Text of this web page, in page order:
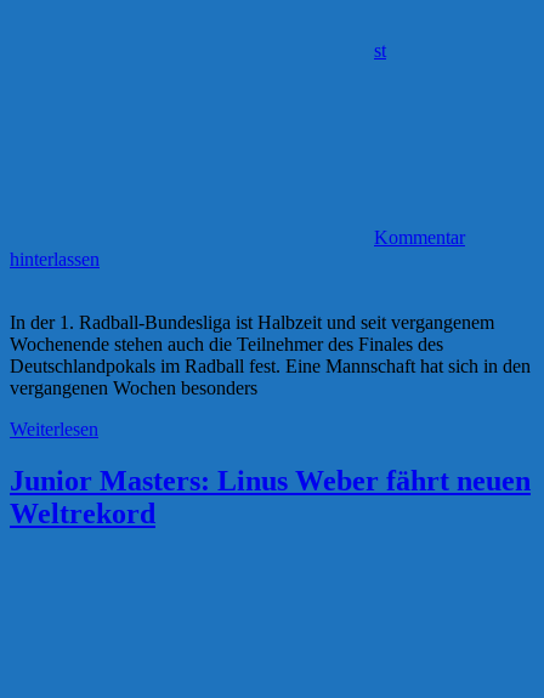
st
Kommentar
hinterlassen
In der 1. Radball-Bundesliga ist Halbzeit und seit vergangenem
Wochenende stehen auch die Teilnehmer des Finales des
Deutschlandpokals im Radball fest. Eine Mannschaft hat sich in den
vergangenen Wochen besonders
Weiterlesen
Junior Masters: Linus Weber fährt neuen
Weltrekord